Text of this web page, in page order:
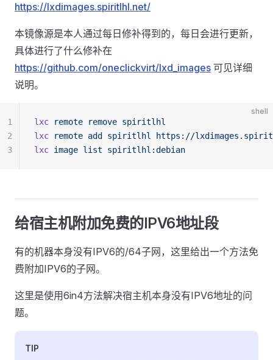
https://lxdimages.spiritlhl.net/
本镜像源是本人通过每日修补得到的，每日会进行更新，
具体进行了什么修补在
https://github.com/oneclickvirt/lxd_images 可见详细
说明。
shell
lxc remote remove spiritlhl
lxc remote add spiritlhl
https://
lxc image list spiritlhl:debian
1
2
3
给宿主机附加免费的IPV6地址段
有的机器本身没有IPV6的/64子网，这里给出一个方法免
费附加IPV6的子网。
这里是使用6in4方法解决宿主机本身没有IPV6地址的问
题。
TIP